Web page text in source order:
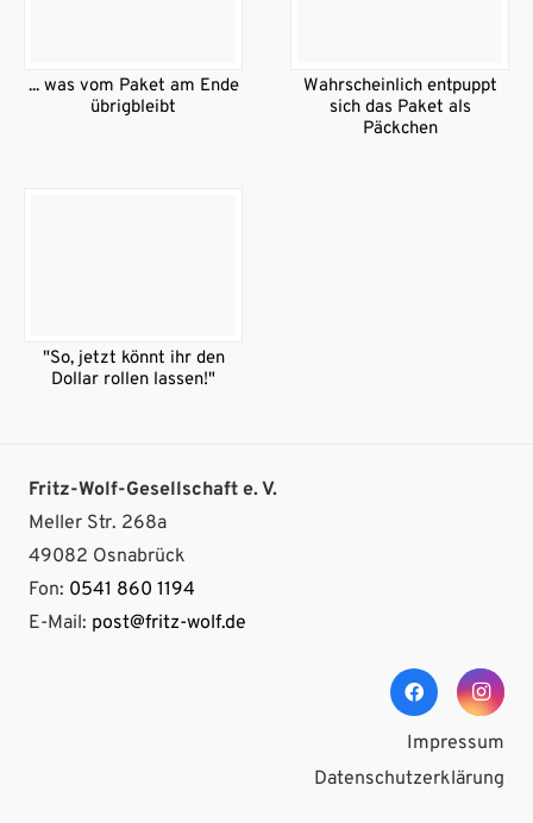
... was vom Paket am Ende
übrigbleibt
Wahrscheinlich entpuppt
sich das Paket als
Päckchen
"So, jetzt könnt ihr den
Dollar rollen lassen!"
Fritz-Wolf-Gesellschaft e. V.
Meller Str. 268a
49082 Osnabrück
Fon: 0541 860 1194
E-Mail: post@fritz-wolf.de
Impressum
Datenschutzerklärung